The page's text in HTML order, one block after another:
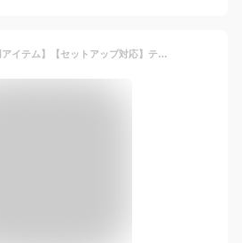
【芳根京子さん着用アイテム】【セットアップ対応】テーラードジャケット／ロペピクニック